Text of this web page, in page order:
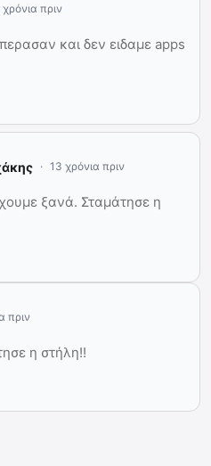
πριν
και δεν ειδαμε apps
13 χρόνια πριν
ξανά. Σταμάτησε η
πριν
η στήλη!!